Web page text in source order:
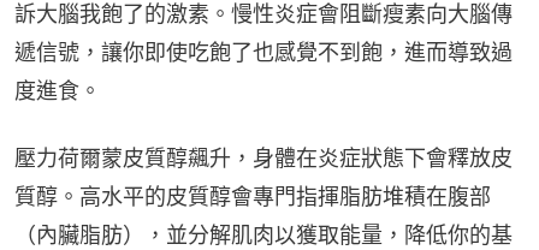
訴大腦我飽了的激素。慢性炎症會阻斷瘦素向大腦傳
遞信號，讓你即使吃飽了也感覺不到飽，進而導致過
度進食。
壓力荷爾蒙皮質醇飆升，身體在炎症狀態下會釋放皮
質醇。高水平的皮質醇會專門指揮脂肪堆積在腹部
（內臟脂肪），並分解肌肉以獲取能量，降低你的基